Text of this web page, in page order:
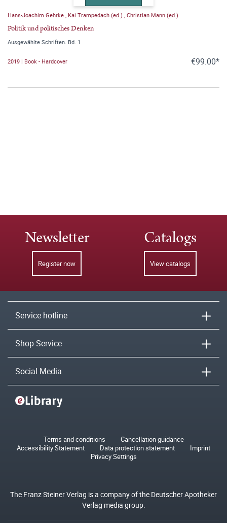
Hans-Joachim Gehrke Kai Trampedach (ed.) Christian Mann (ed.)
Politik und politisches Denken
Ausgewählte Schriften. Bd. 1
2019 | Book - Hardcover €99.00*
Newsletter
Register now
Catalogs
View catalogs
Service hotline
Shop-Service
Social Media
Terms and conditions
Cancellation guidance
Accessibility Statement
Data protection statement
Imprint
Privacy Settings
The Franz Steiner Verlag is a company of the Deutscher Apotheker
Verlag media group.